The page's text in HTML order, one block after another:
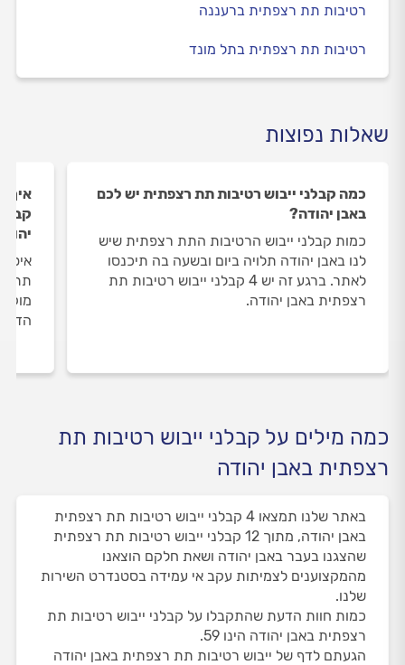
רטיבות תת רצפתית ברעננה
רטיבות תת רצפתית בתל מונד
שאלות נפוצות
כמה קבלני ייבוש רטיבות תת רצפתית יש לכם
באבן יהודה?
כמות קבלני ייבוש הרטיבות התת רצפתית שיש
לנו באבן יהודה תלויה ביום ובשעה בה תיכנסו
לאתר. ברגע זה יש 4 קבלני ייבוש רטיבות תת
רצפתית באבן יהודה.
איך
תת
כמה מילים על קבלני ייבוש רטיבות תת
רצפתית באבן יהודה
באתר שלנו תמצאו 4 קבלני ייבוש רטיבות תת רצפתית
באבן יהודה, מתוך 12 קבלני ייבוש רטיבות תת רצפתית
שהצגנו בעבר באבן יהודה ושאת חלקם הוצאנו
מהמקצוענים לצמיתות עקב אי עמידה בסטנדרט השירות
שלנו.
כמות חוות הדעת שהתקבלו על קבלני ייבוש רטיבות תת
רצפתית באבן יהודה הינו 59.
הגעתם לדף של ייבוש רטיבות תת רצפתית באבן יהודה